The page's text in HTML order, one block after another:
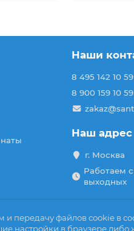
Наши
8 495 142 10 59
8 900 159 10 59
Наш адрес
г. Москва
Работаем
выходных
передачу файлов cookie в
настройки в браузере либо